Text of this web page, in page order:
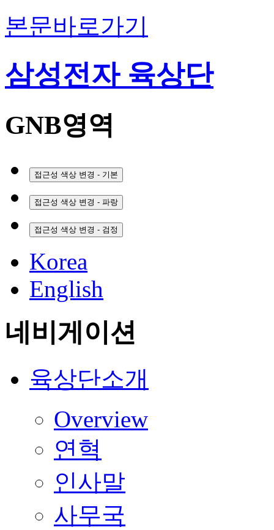
본문바로가기
삼성전자 육상단
GNB영역
접근성 색상 변경 - 기본
접근성 색상 변경 - 파랑
접근성 색상 변경 - 검정
Korea
English
네비게이션
육상단소개
Overview
연혁
인사말
사무국